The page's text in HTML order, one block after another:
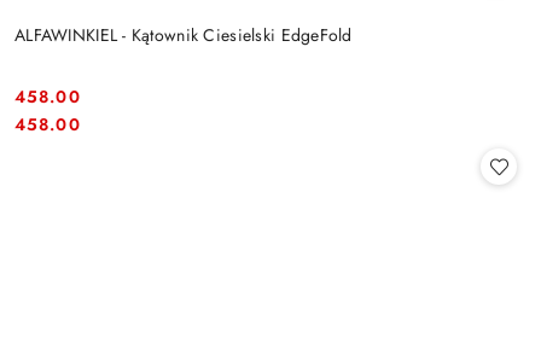
ALFAWINKIEL - Kątownik Ciesielski EdgeFold
Cena:
458.00
Cena:
458.00